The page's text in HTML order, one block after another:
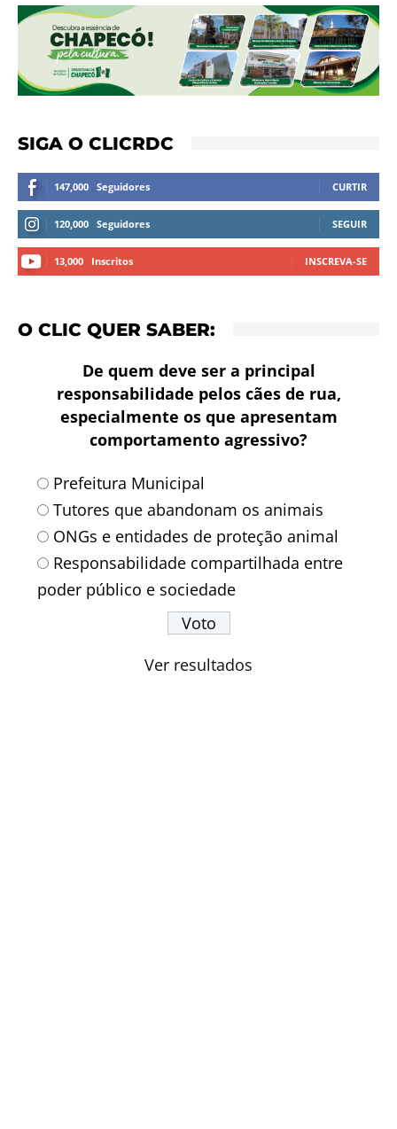
SIGA O CLICRDC
147,000 Seguidores CURTIR
120,000 Seguidores SEGUIR
13,000 Inscritos INSCREVA-SE
O CLIC QUER SABER:
De quem deve ser a principal
responsabilidade pelos cães de rua,
especialmente os que apresentam
comportamento agressivo?
Prefeitura Municipal
Tutores que abandonam os animais
ONGs e entidades de proteção animal
Responsabilidade compartilhada entre
poder público e sociedade
Ver resultados